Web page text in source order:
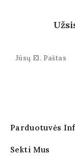
Parduotuvės
Sekti Mus